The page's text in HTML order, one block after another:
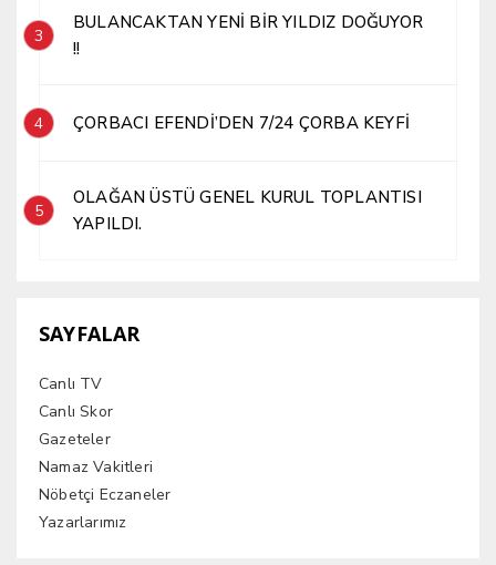
3
BULANCAKTAN YENİ BİR YILDIZ DOĞUYOR
!!
4 ÇORBACI EFENDİ’DEN 7/24 ÇORBA KEYFİ
5
OLAĞAN ÜSTÜ GENEL KURUL TOPLANTISI
YAPILDI.
SAYFALAR
Canlı TV
Canlı Skor
Gazeteler
Namaz Vakitleri
Nöbetçi Eczaneler
Yazarlarımız